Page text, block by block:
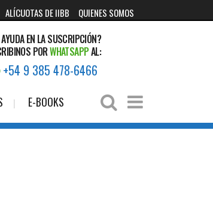
ALÍCUOTAS DE IIBB QUIENES SOMOS
EN LA SUSCRIPCIÓN?
PORWHATSAPPAL:
+54 9 385 478-6466
E-BOOKS